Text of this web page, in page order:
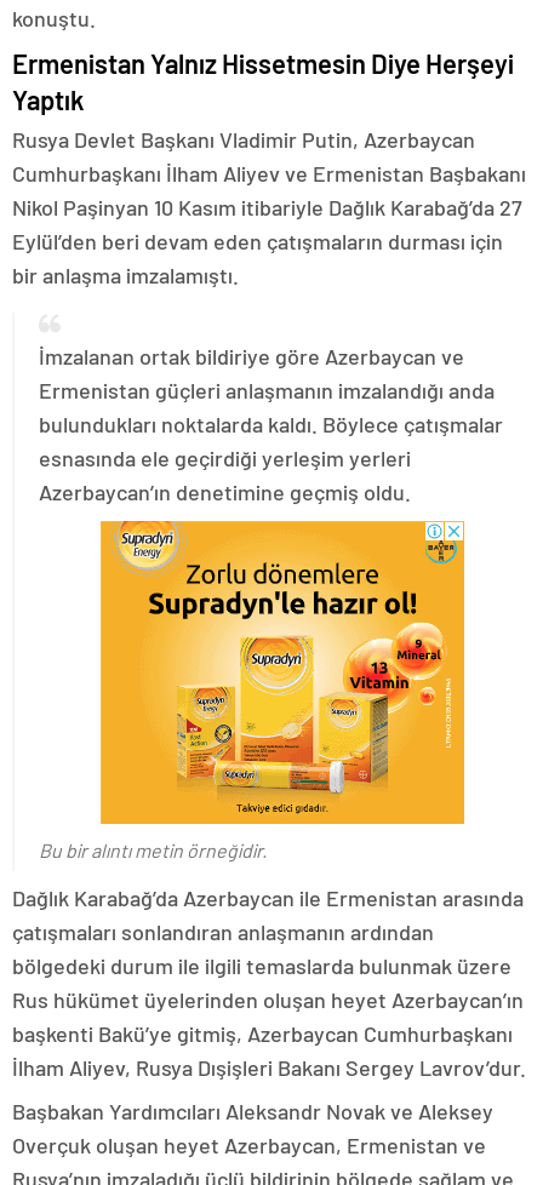
konuştu.
Ermenistan Yalnız Hissetmesin Diye Herşeyi
Yaptık
Rusya Devlet Başkanı Vladimir Putin, Azerbaycan
Cumhurbaşkanı İlham Aliyev ve Ermenistan Başbakanı
Nikol Paşinyan 10 Kasım itibariyle Dağlık Karabağ’da 27
Eylül’den beri devam eden çatışmaların durması için
bir anlaşma imzalamıştı.
İmzalanan ortak bildiriye göre Azerbaycan ve
Ermenistan güçleri anlaşmanın imzalandığı anda
bulundukları noktalarda kaldı. Böylece çatışmalar
esnasında ele geçirdiği yerleşim yerleri
Azerbaycan’ın denetimine geçmiş oldu.
Bu bir alıntı metin örneğidir.
Dağlık Karabağ’da Azerbaycan ile Ermenistan arasında
çatışmaları sonlandıran anlaşmanın ardından
bölgedeki durum ile ilgili temaslarda bulunmak üzere
Rus hükümet üyelerinden oluşan heyet Azerbaycan’ın
başkenti Bakü’ye gitmiş, Azerbaycan Cumhurbaşkanı
İlham Aliyev, Rusya Dışişleri Bakanı Sergey Lavrov’dur.
Başbakan Yardımcıları Aleksandr Novak ve Aleksey
Overçuk oluşan heyet Azerbaycan, Ermenistan ve
Rusya’nın imzaladığı üçlü bildirinin bölgede sağlam ve